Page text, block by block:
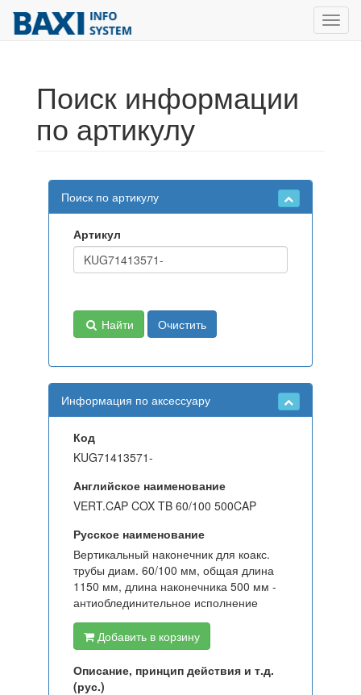
Поиск информации
по артикулу
Поиск по артикулу
Артикул
Найти Очистить
Информация по аксессуару
Код
KUG71413571-
Английское наименование
VERT.CAP COX TB 60/100 500CAP
Русское наименование
Вертикальный наконечник для коакс.
трубы диам. 60/100 мм, общая длина
1150 мм, длина наконечника 500 мм -
антиоблединительное исполнение
Добавить в корзину
Описание, принцип действия и т.д.
(рус.)